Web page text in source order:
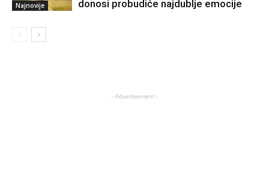
Najnovije
donosi probudiće najdublje emocije
- Advertisement -